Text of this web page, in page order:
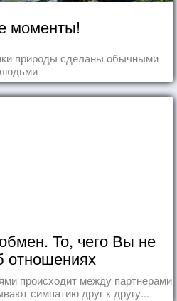
моменты!
природы сделаны обычными
людьми
То, чего Вы не
отношениях
происходит между партнерами
симпатию друг к другу...